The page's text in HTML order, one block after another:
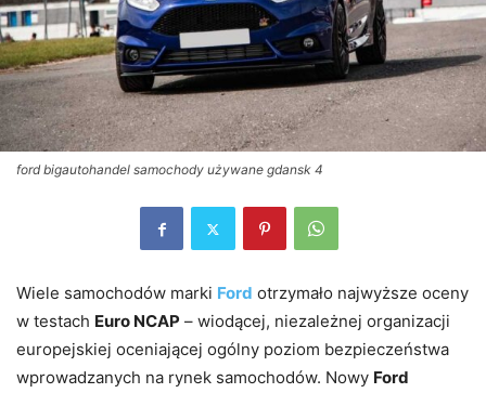
ford bigautohandel samochody używane gdansk 4
Wiele samochodów marki Ford otrzymało najwyższe oceny
w testach Euro NCAP – wiodącej, niezależnej organizacji
europejskiej oceniającej ogólny poziom bezpieczeństwa
wprowadzanych na rynek samochodów. Nowy Ford